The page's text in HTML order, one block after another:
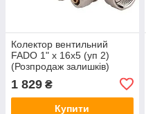
Колектор вентильний
FADO 1" x 16x5 (уп 2)
(Розпродаж залишків)
1 829 ₴
Купити